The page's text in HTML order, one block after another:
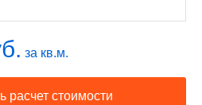
за кв.м.
расчет стоимости